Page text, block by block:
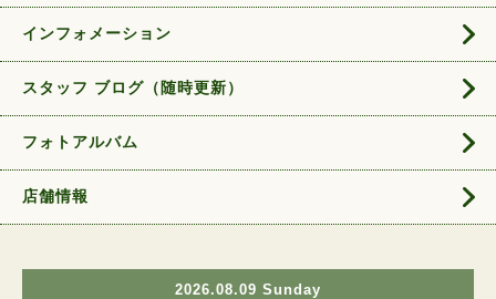
インフォメーション
スタッフ ブログ（随時更新）
フォトアルバム
店舗情報
2026.08.09 Sunday